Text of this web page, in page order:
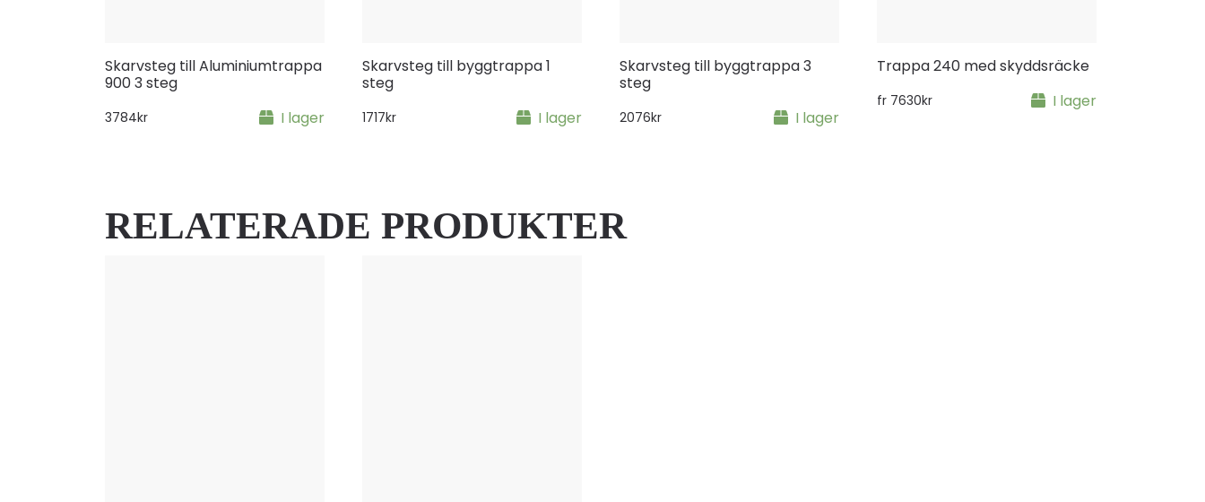
Skarvsteg till Aluminiumtrappa
900 3 steg
I lager
3784kr
Skarvsteg till byggtrappa 1
steg
I lager
1717kr
Skarvsteg till byggtrappa 3
steg
I lager
2076kr
Trappa 240 med skyddsräcke
I lager
fr 7630kr
RELATERADE PRODUKTER